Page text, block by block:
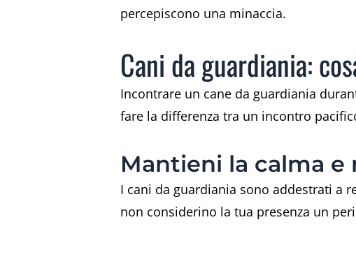
percepiscono una minaccia.
Cani da guardiania:
Incontrare un cane da guardiania
fare la differenza tra un incontro
Mantieni la calma
I cani da guardiania sono addestrati a
non considerino la tua presenza un